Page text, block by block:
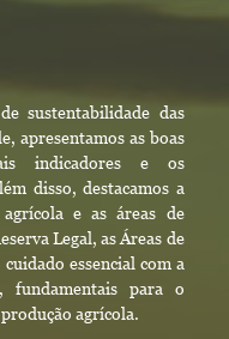
sustentabilidade das
apresentamos as boas
indicadores e os
disso, destacamos a
e as áreas de
Legal, as Áreas de
essencial com a
fundamentais para o
agrícola.